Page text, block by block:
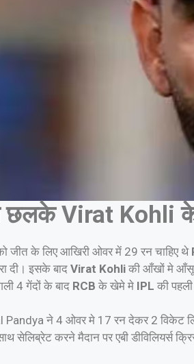
छलके Virat Kohli
जीत के लिए आखिरी ओवर में 29 रन चाहिए थे
दी। इसके बाद Virat Kohli की आँखों मे आँसू
4 गेंदों के बाद RCB के खेमे मे IPL की
Pandya ने 4 ओवर मे 17 रन देकर 2 विकेट
सेलिब्रेट करने मैदान पर एबी डीविलियर्स